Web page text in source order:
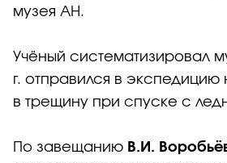
музея АН.
Учёный систематизировал
г. отправился в
в трещину при спуске с
По завещанию В.И.